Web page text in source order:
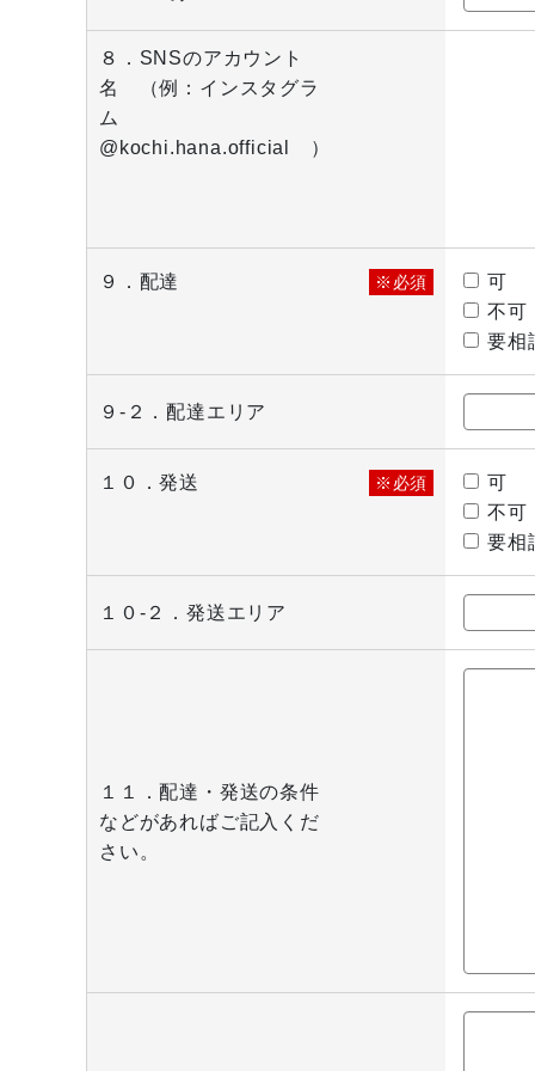
８．SNSのアカウント
名 （例：インスタグラ
ム
@kochi.hana.official ）
９．配達 ※必須
可
不可
要相
９-２．配達エリア
１０．発送 ※必須
可
不可
要相
１０-２．発送エリア
１１．配達・発送の条件
などがあればご記入くだ
さい。